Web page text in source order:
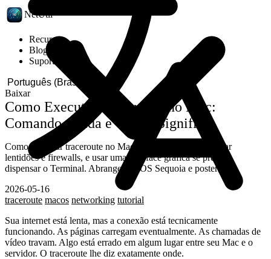
NetUtil
Recursos
Blog
Suporte
Baixar
Como Executar Traceroute no Mac:
Comando, Saída e O Que Significa
Como executar traceroute no Mac, ler cada salto, identificar
lentidões e firewalls, e usar uma interface gráfica se preferir
dispensar o Terminal. Abrange macOS Sequoia e posteriores.
2026-05-16
traceroute macos networking tutorial
Sua internet está lenta, mas a conexão está tecnicamente
funcionando. As páginas carregam eventualmente. As chamadas de
vídeo travam. Algo está errado em algum lugar entre seu Mac e o
servidor. O traceroute lhe diz exatamente onde.